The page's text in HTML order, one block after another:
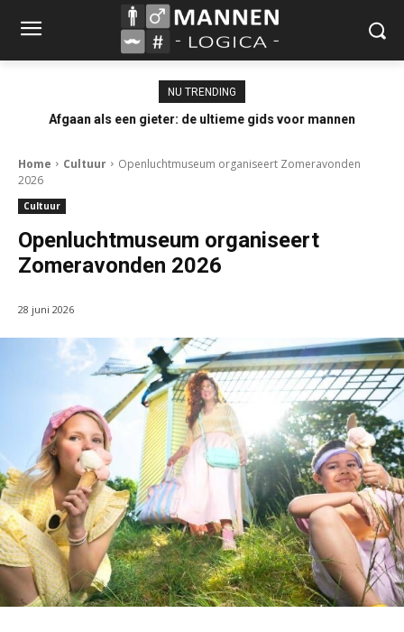
NU TRENDING
Afgaan als een gieter: de ultieme gids voor mannen
Home Cultuur
Openluchtmuseum organiseert Zomeravonden
2026
Cultuur
Openluchtmuseum organiseert
Zomeravonden 2026
28 juni 2026